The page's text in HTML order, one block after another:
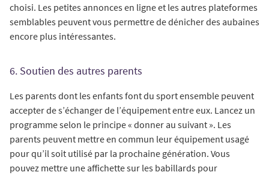
choisi. Les petites annonces en ligne et les autres plateformes
semblables peuvent vous permettre de dénicher des aubaines
encore plus intéressantes.
6. Soutien des autres parents
Les parents dont les enfants font du sport ensemble peuvent
accepter de s’échanger de l’équipement entre eux. Lancez un
programme selon le principe « donner au suivant ». Les
parents peuvent mettre en commun leur équipement usagé
pour qu’il soit utilisé par la prochaine génération. Vous
pouvez mettre une affichette sur les babillards pour